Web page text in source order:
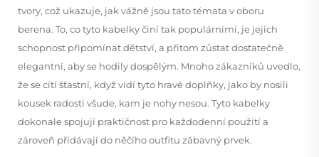
tvory, což ukazuje, jak vážně jsou tato témata v oboru
berena. To, co tyto kabelky činí tak populárními, je jejich
schopnost připomínat dětství, a přitom zůstat dostatečně
elegantní, aby se hodily dospělým. Mnoho zákazníků uvedlo,
že se cítí šťastní, když vidí tyto hravé doplňky, jako by nosili
kousek radosti všude, kam je nohy nesou. Tyto kabelky
dokonale spojují praktičnost pro každodenní použití a
zároveň přidávají do něčího outfitu zábavný prvek.